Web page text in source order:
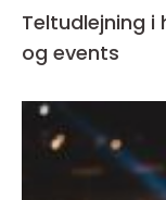
Teltudlejning i
og events